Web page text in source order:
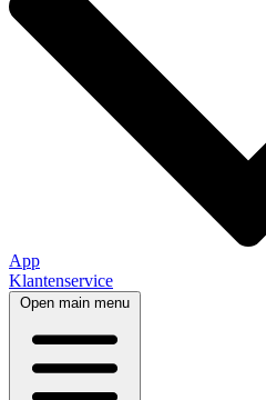
App
Klantenservice
Open main menu